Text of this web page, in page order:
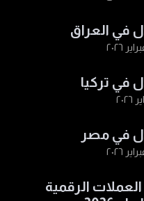
في العراق
في تركيا
في مصر
الرقمية